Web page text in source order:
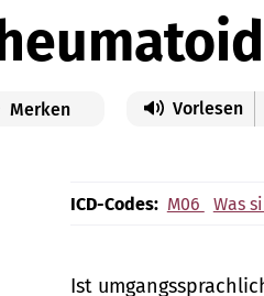
Merken Vorlesen
ICD-Codes: M06 Was
Ist